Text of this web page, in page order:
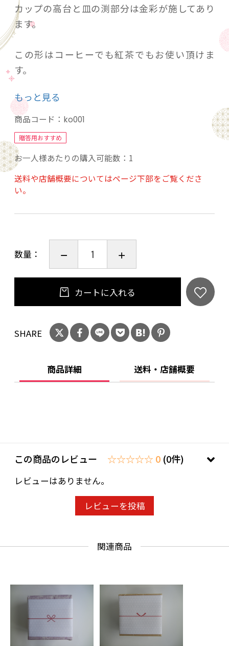
カップの高台と皿の渕部分は金彩が施してあり
ます。
この形はコーヒーでも紅茶でもお使い頂けま
す。
・
●カップ
口径85㎜×高さ72㎜
重量105ｇ・容量110㏄（八分目）
食洗機/〇、直火/×
●ソーサー
食洗機/〇、直火/×
◎一点ずつ手作り生産なので、多少の違いはご
もっと見る
商品コード： ko001
贈答用おすすめ
お一人様あたりの購入可能数：1
送料や店舗概要についてはページ下部をご覧くださ
い。
数量：
カートに入れる
SHARE
商品詳細 送料・店舗概要
この商品のレビュー ☆☆☆☆☆ 0 (0件)
レビューはありません。
レビューを投稿
関連商品